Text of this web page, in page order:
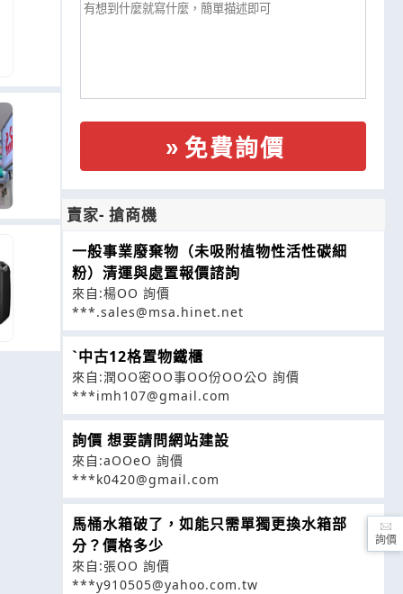
免費詢價
賣家- 搶商機
一般事業廢棄物（未吸附植物性活性碳細
粉）清運與處置報價諮詢
來自:楊OO 詢價
***.sales@msa.hinet.net
ˋ中古12格置物鐵櫃
來自:潤OO密OO事OO份OO公O 詢價
***imh107@gmail.com
詢價 想要請問網站建設
來自:aOOeO 詢價
***k0420@gmail.com
馬桶水箱破了，如能只需單獨更換水箱部
分？價格多少
來自:張OO 詢價
***y910505@yahoo.com.tw
詢價